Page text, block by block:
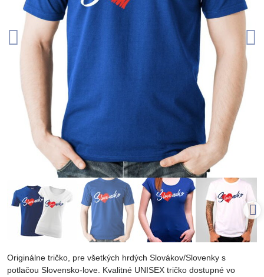
Originálne tričko, pre všetkých hrdých Slovákov/Slovenky s
potlačou Slovensko-love. Kvalitné UNISEX tričko dostupné vo